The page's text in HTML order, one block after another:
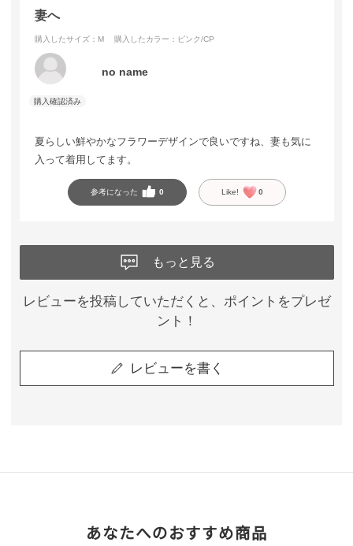
妻へ
購入したサイズ：M 購入したカラー：ピンク/CP
no name
夏らしい鮮やかなフラワーデザインで良いですね、妻も気に
入って着用してます。
参考になった 0 Like! 0
もっと見る
レビューを投稿していただくと、ポイントをプレゼ
ント！
レビューを書く
あなたへのおすすめ商品